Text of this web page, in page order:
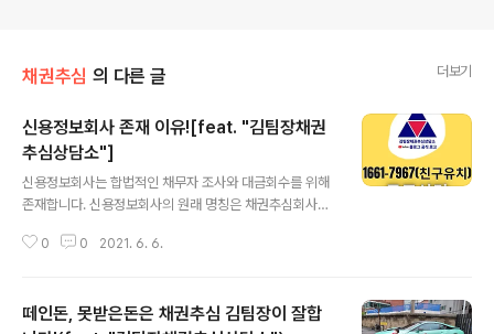
채권추심 의 다른 글 더보기
신용정보회사 존재 이유![feat. "김팀장채권
추심상담소"]
신용정보회사는 합법적인 채무자 조사와 대금회수를 위해
존재합니다. 신용정보회사의 원래 명칭은 채권추심회사가
이기 때문입니다. 즉, 채무자 조사를 해서 채권추심인이 추
나인 채권을 지키지 못하고 있습니다. 신용정보의 핵심 가
0 0 2021. 6. 6.
떼인돈, 못받은돈은 채권추심 김팀장이 잘합